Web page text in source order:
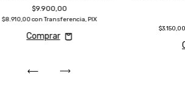
$9.900,00
$8.910,00con Transferencia, PIX